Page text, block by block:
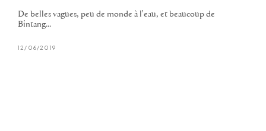
De belles vagues, peu de monde à l'eau, et beaucoup de
Bintang...
12/06/2019